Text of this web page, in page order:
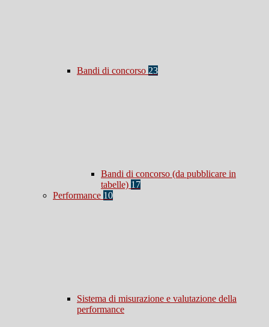
Bandi di concorso 23
Bandi di concorso (da pubblicare in
tabelle) 17
Performance 10
Sistema di misurazione e valutazione della
performance